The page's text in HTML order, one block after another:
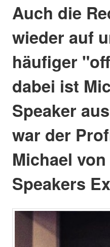
Auch die
wieder auf
häufiger
dabei ist
Speaker
war der
Michael
Speakers